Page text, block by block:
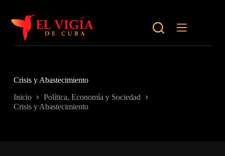
contenido
Crisis y Abastecimiento
Inicio
Política, Economía y Sociedad
Crisis y Abastecimiento